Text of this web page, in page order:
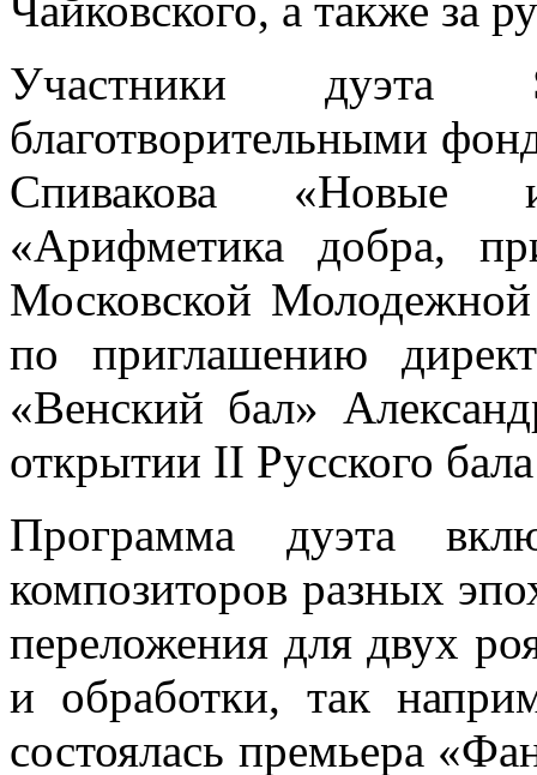
Участники дуэта
благотворительными
Спивакова «Новые
«Арифметика добра,
Московской
по приглашению
«Венский бал»
открытии II Русского
Программа дуэта
композиторов разных
переложения для двух
и обработки, так
состоялась премьера